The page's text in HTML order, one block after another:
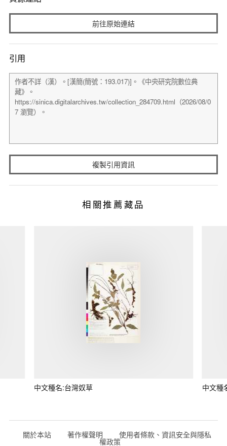
前往原始連結
引用
複製引用資訊
相關推薦藏品
中文種名:台灣奴草 中文種
關於本站 著作權聲明 使用者條款、資訊安全與隱私
權政策